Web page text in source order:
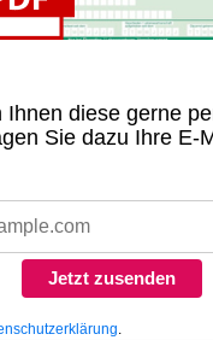
Ihnen diese gerne
Sie dazu Ihre E-
Jetzt zusenden
.